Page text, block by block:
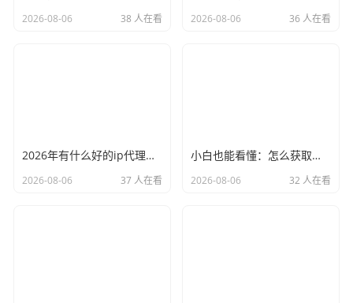
2026-08-06 38 人在看 2026-08-06 36 人在看
2026年有什么好的ip代理软件？亲测后我只推荐这几个
2026-08-06 37 人在看
小白也能看懂：怎么获取代理ip和端口号，一步步教会你
2026-08-06 32 人在看